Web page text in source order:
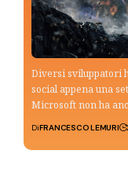
Diversi sviluppatori
social appena una
Microsoft non ha
DiFRANCESCO LEMURI